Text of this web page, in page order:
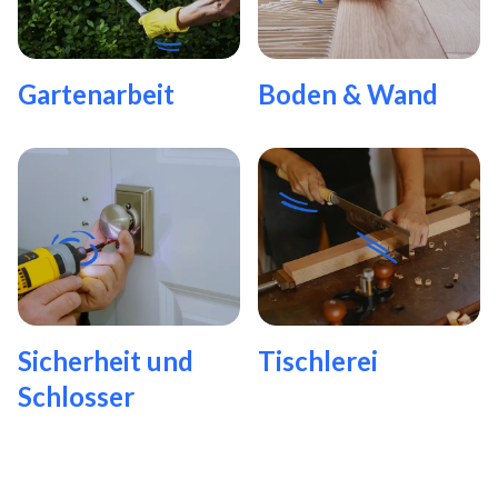
Gartenarbeit Boden & Wand
Sicherheit und
Schlosser
Tischlerei